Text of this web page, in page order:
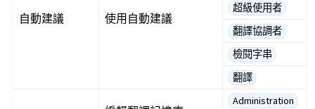
自動建議 使用自動建議
超級使用者
翻譯協調者
檢閱字串
翻譯
Administration